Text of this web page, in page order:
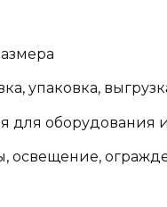
упаковка,
для оборудования
освещение,